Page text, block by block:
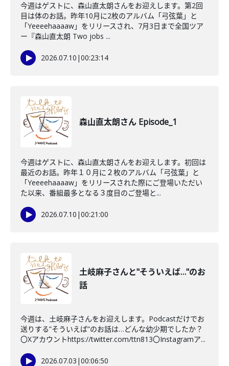
今週はゲストに、森山直太朗さんをお迎えします。第2回
目は体のお話。昨年10月に2枚のアルバム「弓弦葉」と
「Yeeeehaaaaw」をリリースされ、7月3日まで全国ツア
ー『森山直太朗 Two jobs ...
2026.07.10 |00:23:14
森山直太朗さん Episode_1
今週はゲストに、森山直太朗さんをお迎えします。初回は
最近のお話。昨年１０月に２枚のアルバム「弓弦葉」と
「Yeeeehaaaaw」をリリースされた際にご登場いただい
た以来、番組最多となる３度目のご登場と...
2026.07.10 |00:21:00
土岐麻子さんと"そういえば…"のお
話
今週は、土岐麻子さんをお迎えします。Podcastだけでお
送りする”そういえば”のお話は…どんな幼少期でしたか？
〇Xアカウントhttps://twitter.com/ttn813〇Instagramア...
2026.07.03 |00:06:50